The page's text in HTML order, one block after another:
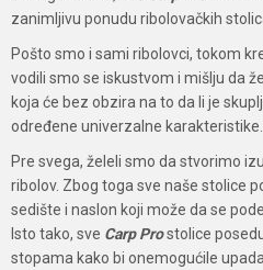
zanimljivu ponudu ribolovačkih
Pošto smo i sami ribolovci, tokom
vodili smo se iskustvom i mišlju da
koja će bez obzira na to da li je
određene univerzalne karakteristike.
Pre svega, želeli smo da stvorimo
ribolov. Zbog toga sve naše stolice
sedište i naslon koji može da se
Isto tako, sve Carp Prostolice
stopama kako bi onemogućile